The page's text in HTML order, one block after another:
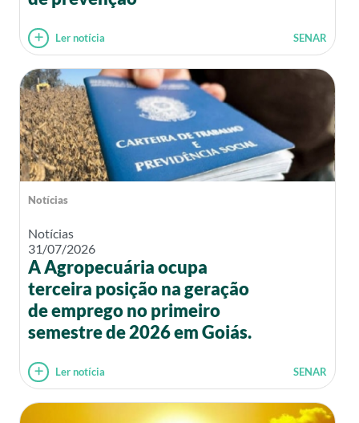
Ler notícia SENAR
Notícias
Notícias
31/07/2026
A Agropecuária ocupa
terceira posição na geração
de emprego no primeiro
semestre de 2026 em Goiás.
Ler notícia SENAR